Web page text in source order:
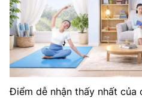
Điểm dễ nhận thấy nhất